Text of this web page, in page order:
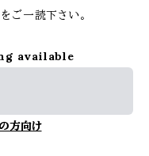
一読下さい。
available
方向け